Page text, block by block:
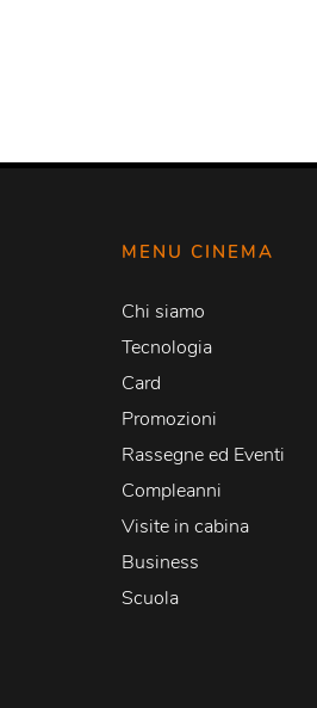
MENU CINEMA
Chi siamo
Tecnologia
Card
Promozioni
Rassegne ed Eventi
Compleanni
Visite in cabina
Business
Scuola